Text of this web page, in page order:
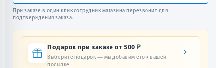
При заказе в один клик сотрудник магазина перезвонит для
подтверждения заказа.
Подарок при заказе от 500 ₽
Выберите подарок — мы добавим его к вашей
посылке